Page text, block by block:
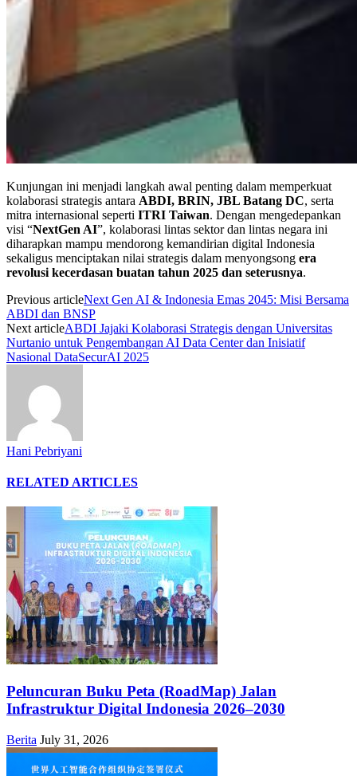
Kunjungan ini menjadi langkah awal penting dalam memperkuat
kolaborasi strategis antara ABDI, BRIN, JBL Batang DC, serta
mitra internasional seperti ITRI Taiwan. Dengan mengedepankan
visi “NextGen AI”, kolaborasi lintas sektor dan lintas negara ini
diharapkan mampu mendorong kemandirian digital Indonesia
sekaligus menciptakan nilai strategis dalam menyongsong era
revolusi kecerdasan buatan tahun 2025 dan seterusnya.
Previous articleNext Gen AI & Indonesia Emas 2045: Misi Bersama
ABDI dan BNSP
Next articleABDI Jajaki Kolaborasi Strategis dengan Universitas
Nurtanio untuk Pengembangan AI Data Center dan Inisiatif
Nasional DataSecurAI 2025
Hani Pebriyani
RELATED ARTICLES
Peluncuran Buku Peta (RoadMap) Jalan
Infrastruktur Digital Indonesia 2026–2030
Berita July 31, 2026